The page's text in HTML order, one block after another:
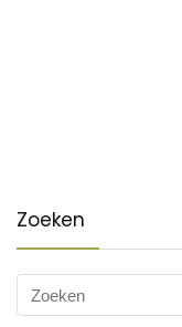
Zoeken